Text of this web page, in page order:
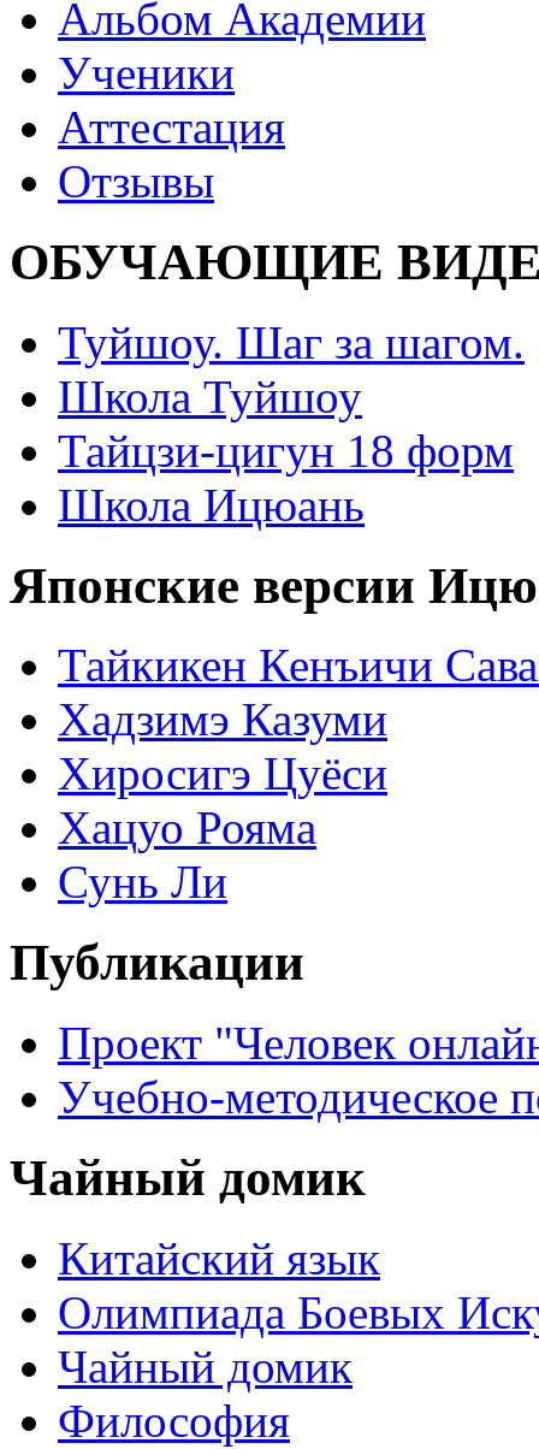
Альбом Академии
Ученики
Аттестация
Отзывы
ОБУЧАЮЩИЕ
Туйшоу. Шаг за шагом.
Школа Туйшоу
Тайцзи-цигун 18 форм
Школа Ицюань
Японские версии
Тайкикен Кенъичи
Хадзимэ Казуми
Хиросигэ Цуёси
Хацуо Рояма
Сунь Ли
Публикации
Проект "Человек
Учебно-методическое
Чайный домик
Китайский язык
Олимпиада Боевых
Чайный домик
Философия